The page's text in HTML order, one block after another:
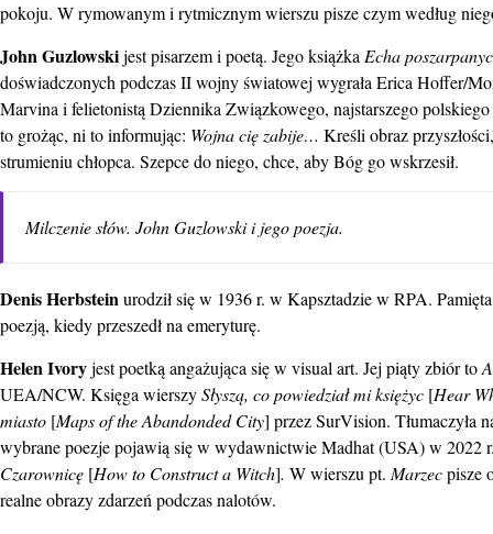
pokoju. W rymowanym i rytmicznym wierszu pisze czym według
John Guzlowskijest pisarzem i poetą. Jego książka Echa
doświadczonych podczas II wojny światowej wygrała Erica Hoffer/
Marvina i felietonistą Dziennika Związkowego, najstarszego
to grożąc, ni to informując: Wojna cię zabije… Kreśli obraz
strumieniu chłopca. Szepce do niego, chce, aby Bóg go wskrzesił.
Milczenie słów. John Guzlowski i jego poezja.
Denis Herbsteinurodził się w 1936 r. w Kapsztadzie w RPA.
poezją, kiedy przeszedł na emeryturę.
Helen Ivoryjest poetką angażująca się w visual art. Jej piąty zbiór to
UEA/NCW. Księga wierszySłyszą, co powiedział mi księżyc [Hear
miasto [Maps of the Abandonded City] przez SurVision. Tłumaczyła
wybrane poezje pojawią się w wydawnictwie Madhat (USA) w 2022
Czarownicę [How to Construct a Witch]. W wierszu pt. Marzecpisze
realne obrazy zdarzeń podczas nalotów.